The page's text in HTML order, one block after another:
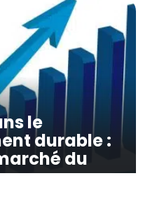
le
durable :
du